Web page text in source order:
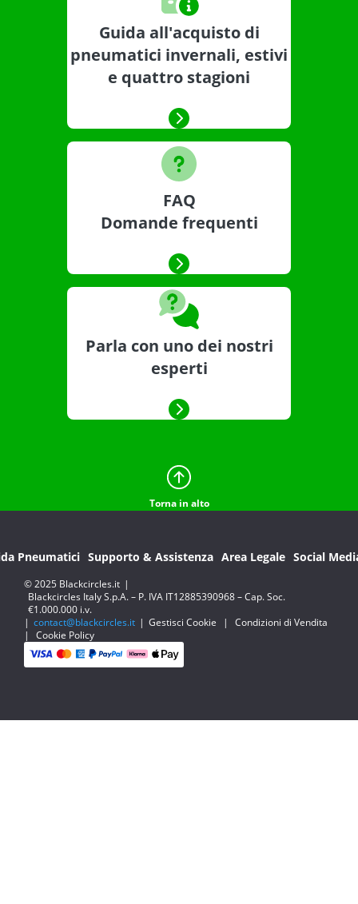
Guida all'acquisto di
pneumatici invernali, estivi
e quattro stagioni
FAQ
Domande frequenti
Parla con uno dei nostri
esperti
Torna in alto
Pneumatici Supporto & Assistenza Area Legale Social
© 2025 Blackcircles.it |
Blackcircles Italy S.p.A. – P. IVA IT12885390968 – Cap. Soc.
€1.000.000 i.v.
| contact@blackcircles.it | Gestisci Cookie |
Condizioni di Vendita
|
Cookie Policy